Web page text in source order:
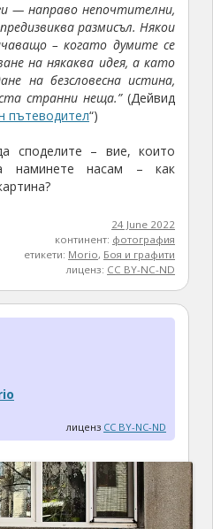
— направо непочтителни,
размисъл. Някои
– когато думите се
на някаква идея, а като
на безсловесна истина,
странни неща.”(Дейвид
“)
споделите – вие, които
наминете насам – как
24 June 2022
континент: фотография
етикети: Morio, Боя и графити
лиценз: CC BY-NC-ND
лиценз CC BY-NC-ND